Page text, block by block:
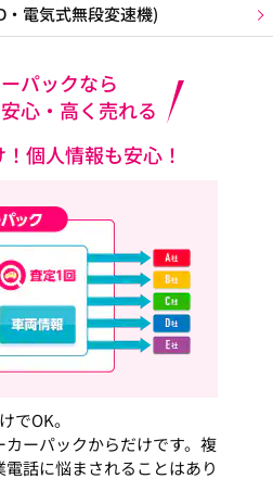
電気式無段変速機)
パックなら
心・高く売れる
個人情報も安心！
でOK。
ーパックからだけです。複
話に悩まされることはあり